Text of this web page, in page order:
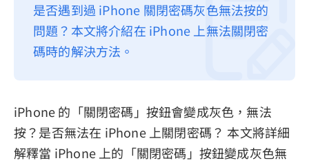
隱私權政策
服務條款
是否遇到過 iPhone 關閉密碼灰色無法按的
問題？本文將介紹在 iPhone 上無法關閉密
碼時的解決方法。
iPhone 的「關閉密碼」按鈕會變成灰色，無法
按？是否無法在 iPhone 上關閉密碼？ 本文將詳細
解釋當 iPhone 上的「關閉密碼」按鈕變成灰色無